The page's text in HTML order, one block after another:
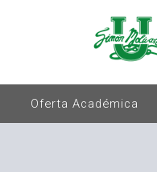
Oferta Académica